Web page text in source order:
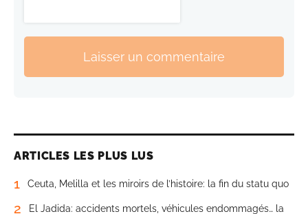
Laisser un commentaire
ARTICLES LES PLUS LUS
1 Ceuta, Melilla et les miroirs de l’histoire: la fin du statu quo
2
El Jadida: accidents mortels, véhicules endommagés… la